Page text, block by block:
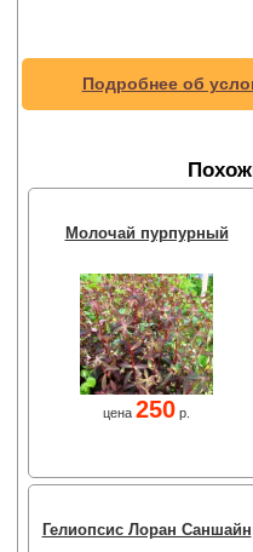
Подробнее об
Молочай пурпурный
цена 250 р.
Гелиопсис Лоран Саншайн